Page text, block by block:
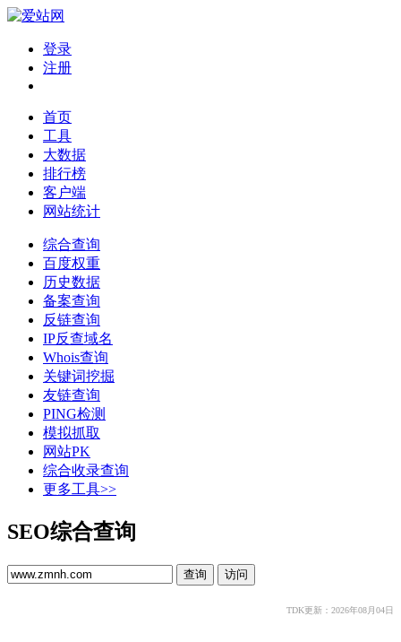
登录
注册
首页
工具
大数据
排行榜
客户端
网站统计
综合查询
百度权重
历史数据
备案查询
反链查询
IP反查域名
Whois查询
关键词挖掘
友链查询
PING检测
模拟抓取
网站PK
综合收录查询
更多工具>>
SEO综合查询
TDK更新：2026年08月04日